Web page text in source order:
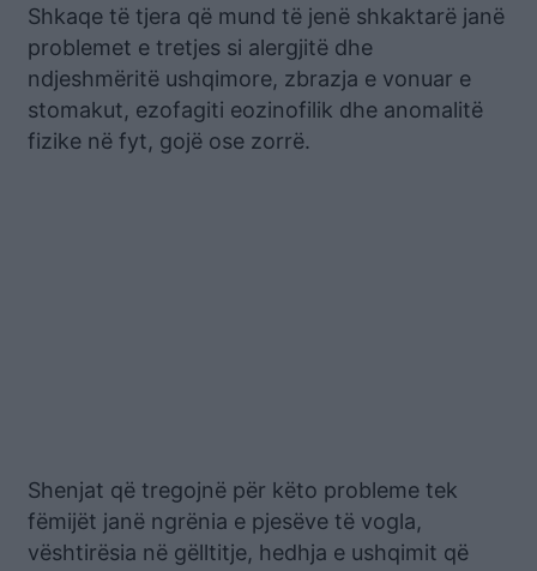
Shkaqe të tjera që mund të jenë shkaktarë janë
problemet e tretjes si alergjitë dhe
ndjeshmëritë ushqimore, zbrazja e vonuar e
stomakut, ezofagiti eozinofilik dhe anomalitë
fizike në fyt, gojë ose zorrë.
Shenjat që tregojnë për këto probleme tek
fëmijët janë ngrënia e pjesëve të vogla,
vështirësia në gëlltitje, hedhja e ushqimit që